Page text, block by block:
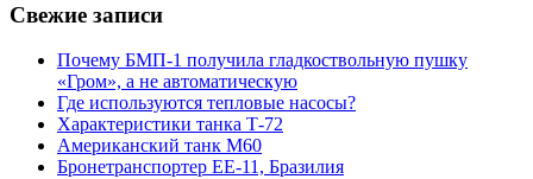
Свежие записи
Почему БМП-1 получила гладкоствольную пушку
«Гром», а не автоматическую
Где используются тепловые насосы?
Характеристики танка Т-72
Американский танк М60
Бронетранспортер EE-11, Бразилия